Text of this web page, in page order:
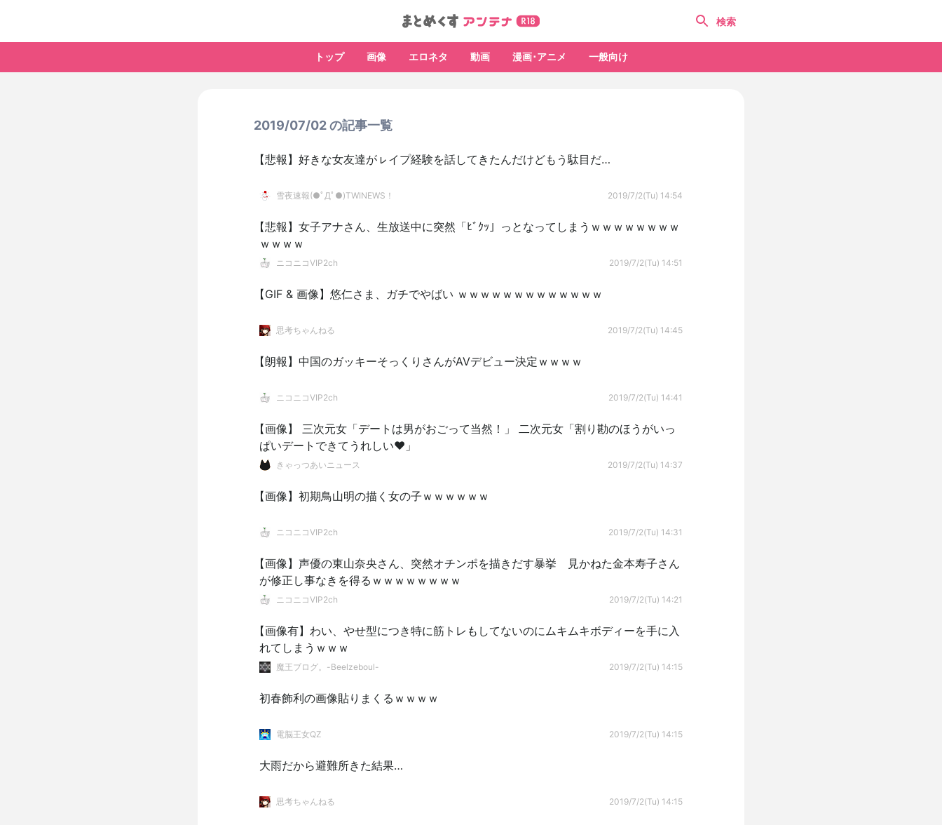
トップ 画像 エロネタ 動画 漫画･アニメ 一般向け
2019/07/02 の記事一覧
【悲報】好きな女友達がㇾイプ経験を話してきたんだけどもう駄目だ…
雪夜速報(●ﾟДﾟ●)TWINEWS！ 2019/7/2(Tu) 14:54
【悲報】女子アナさん、生放送中に突然「ﾋﾞｸｯ」っとなってしまうｗｗｗｗｗｗｗｗ
ｗｗｗｗ
ニコニコVIP2ch 2019/7/2(Tu) 14:51
【GIF & 画像】悠仁さま、ガチでやばい ｗｗｗｗｗｗｗｗｗｗｗｗｗ
思考ちゃんねる 2019/7/2(Tu) 14:45
【朗報】中国のガッキーそっくりさんがAVデビュー決定ｗｗｗｗ
ニコニコVIP2ch 2019/7/2(Tu) 14:41
【画像】 三次元女「デートは男がおごって当然！」 二次元女「割り勘のほうがいっ
ぱいデートできてうれしい♥」
きゃっつあいニュース 2019/7/2(Tu) 14:37
【画像】初期鳥山明の描く女の子ｗｗｗｗｗｗ
ニコニコVIP2ch 2019/7/2(Tu) 14:31
【画像】声優の東山奈央さん、突然オチンポを描きだす暴挙 見かねた金本寿子さん
が修正し事なきを得るｗｗｗｗｗｗｗｗ
ニコニコVIP2ch 2019/7/2(Tu) 14:21
【画像有】わい、やせ型につき特に筋トレもしてないのにムキムキボディーを手に入
れてしまうｗｗｗ
魔王ブログ。-Beelzeboul- 2019/7/2(Tu) 14:15
初春飾利の画像貼りまくるｗｗｗｗ
電脳王女QZ 2019/7/2(Tu) 14:15
大雨だから避難所きた結果…
思考ちゃんねる 2019/7/2(Tu) 14:15